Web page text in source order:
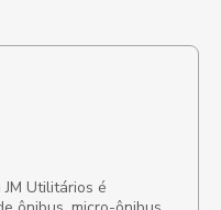
Utilitários é